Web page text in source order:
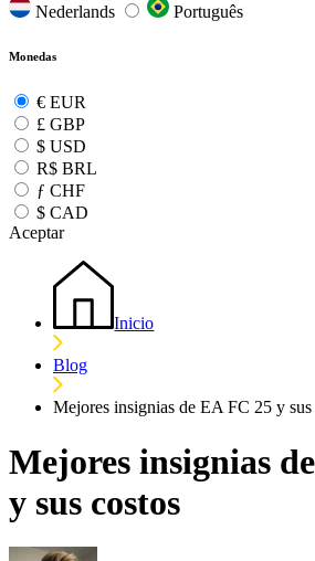
Nederlands
Português
Monedas
€ EUR
£ GBP
$ USD
R$ BRL
ƒ CHF
$ CAD
Aceptar
Inicio
Blog
Mejores insignias de EA FC 25 y sus
Mejores insignias
y sus costos